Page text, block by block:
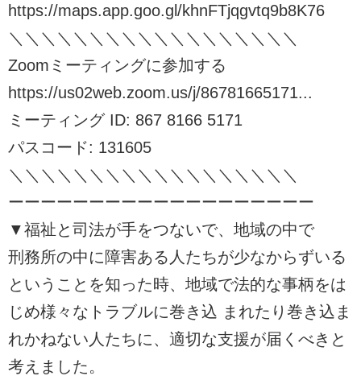
https://maps.app.goo.gl/khnFTjqgvtq9b8K76
＼＼＼＼＼＼＼＼＼＼＼＼＼＼＼＼＼＼
Zoomミーティングに参加する
https://us02web.zoom.us/j/86781665171...
ミーティング ID: 867 8166 5171
パスコード: 131605
＼＼＼＼＼＼＼＼＼＼＼＼＼＼＼＼＼＼
ーーーーーーーーーーーーーーーーーーー
▼福祉と司法が手をつないで、地域の中で
刑務所の中に障害ある人たちが少なからずいる
ということを知った時、地域で法的な事柄をは
じめ様々なトラブルに巻き込 まれたり巻き込ま
れかねない人たちに、適切な支援が届くべきと
考えました。